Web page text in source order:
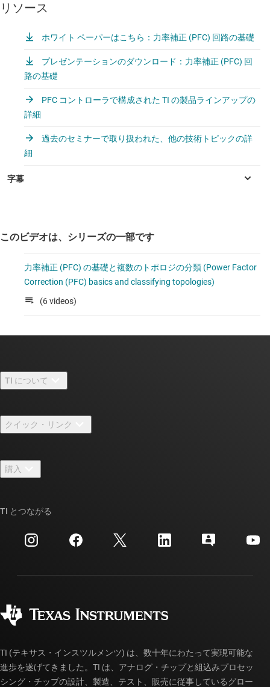
リソース
ホワイト ペーパーはこちら：力率補正 (PFC) 回路の基礎
プレゼンテーションのダウンロード：力率補正 (PFC) 回
路の基礎
PFC コントローラで構成された TI の製品ラインアップの
詳細
過去のセミナーで取り扱われた、他の技術トピックの詳
細
このビデオは、シリーズの一部です
力率補正 (PFC) の基礎と複数のトポロジの分類 (Power Factor
Correction (PFC) basics and classifying topologies)
(6 videos)
TI について
採用情報
ニュース
イベント
投資家向け情報
クイック・リンク
TI E2E™ 設計サポート・フォーラム
クロスリファレンス検索
カスタマー・サポート・センター
myTI アカウントの FAQ
購入
ご注文に関する FAQ
TI とつながる
TI (テキサス・インスツルメンツ) は、数十年にわたって実現可能な
進歩を遂げてきました。TI は、アナログ・チップと組込みプロセッ
シング・チップの設計、製造、テスト、販売に従事しているグロー